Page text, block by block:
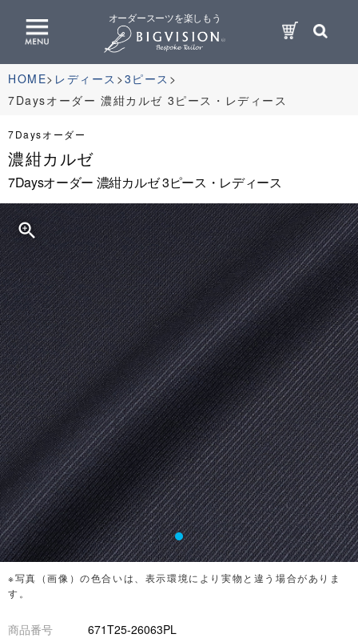
オーダースーツを楽しもう
HOME レディース
3ピース
7Daysオーダー 濃紺カルゼ 3ピース・レディース
7Daysオーダー
濃紺カルゼ
7Daysオーダー 濃紺カルゼ 3ピース・レディース
zoom_in
※写真（画像）の色合いは、表示環境により実物と違う場合がありま
す。
商品番号
671T25-26063PL